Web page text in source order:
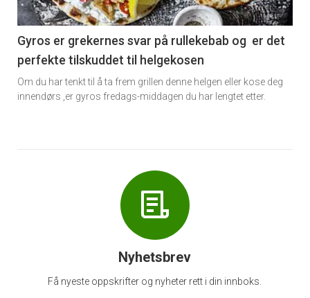
-
6
Gyros er grekernes svar på rullekebab og er det
perfekte tilskuddet til helgekosen
Om du har tenkt til å ta frem grillen denne helgen eller kose deg
innendørs ,er gyros fredags-middagen du har lengtet etter.
Nyhetsbrev
Få nyeste oppskrifter og nyheter rett i din innboks.